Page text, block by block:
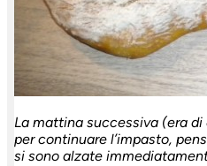
La mattina successiva (era
per continuare l’impasto,
si sono alzate